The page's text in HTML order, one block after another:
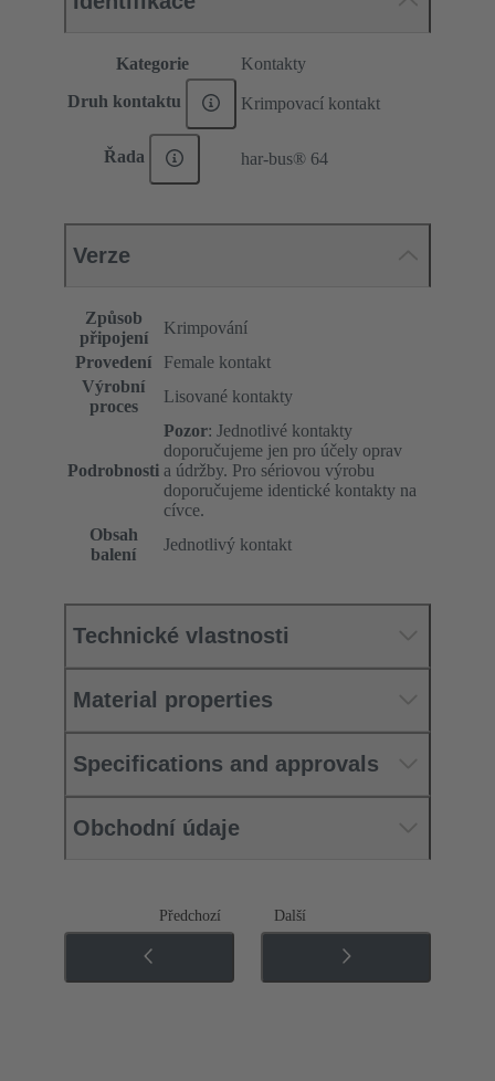
Kategorie Kontakty
Druh kontaktu Krimpovací kontakt
Řada har-bus® 64
Verze
Způsob
připojení
Krimpování
Provedení
Female kontakt
Výrobní
proces
Lisované kontakty
Podrobnosti
Pozor: Jednotlivé kontakty
doporučujeme jen pro účely oprav
a údržby. Pro sériovou výrobu
doporučujeme identické kontakty na
cívce.
Obsah
balení
Jednotlivý kontakt
Technické vlastnosti
Material properties
Specifications and approvals
Obchodní údaje
Předchozí Další